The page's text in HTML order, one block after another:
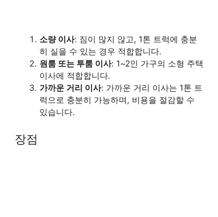
소량 이사: 짐이 많지 않고, 1톤 트럭에 충분
히 실을 수 있는 경우 적합합니다.
원룸 또는 투룸 이사: 1~2인 가구의 소형 주택
이사에 적합합니다.
가까운 거리 이사: 가까운 거리 이사는 1톤 트
럭으로 충분히 가능하며, 비용을 절감할 수
있습니다.
장점